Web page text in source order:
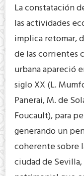
La constatación
las actividades
implica retomar,
de las corrientes
urbana apareció
siglo XX (L.
Panerai, M. de
Foucault), para
generando un
coherente sobre
ciudad de